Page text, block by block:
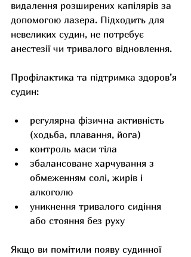
видалення розширених капілярів за
допомогою лазера. Підходить для
невеликих судин, не потребує
анестезії чи тривалого відновлення.
Профілактика та підтримка здоров’я
судин:
регулярна фізична активність
(ходьба, плавання, йога)
контроль маси тіла
збалансоване харчування з
обмеженням солі, жирів і
алкоголю
уникнення тривалого сидіння
або стояння без руху
Якщо ви помітили появу судинної